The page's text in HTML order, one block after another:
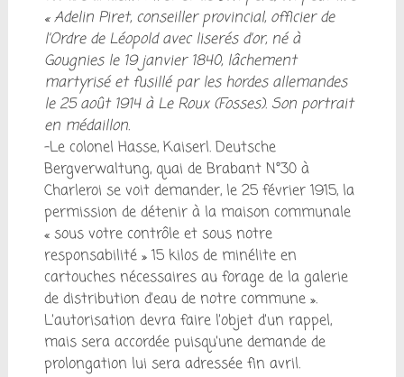
« Adelin Piret, conseiller provincial, officier de
l’Ordre de Léopold avec liserés d’or, né à
Gougnies le 19 janvier 1840, lâchement
martyrisé et fusillé par les hordes allemandes
le 25 août 1914 à Le Roux (Fosses). Son portrait
en médaillon.
-Le colonel Hasse, Kaiserl. Deutsche
Bergverwaltung, quai de Brabant N°30 à
Charleroi se voit demander, le 25 février 1915, la
permission de détenir à la maison communale
« sous votre contrôle et sous notre
responsabilité » 15 kilos de minélite en
cartouches nécessaires au forage de la galerie
de distribution d’eau de notre commune ».
L’autorisation devra faire l’objet d’un rappel,
mais sera accordée puisqu’une demande de
prolongation lui sera adressée fin avril.